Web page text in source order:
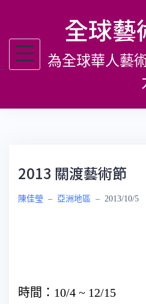
主
全球藝
為全球華人藝
2013 關渡藝術節
陳佳瑩 – 亞洲地區 – 2013/10/5
時間：10/4 ~ 12/15